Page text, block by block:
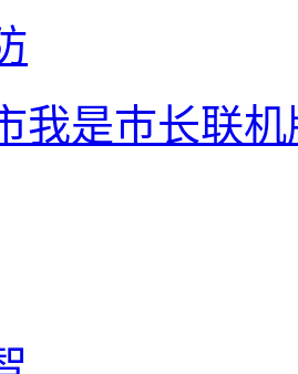
我是巿长联机